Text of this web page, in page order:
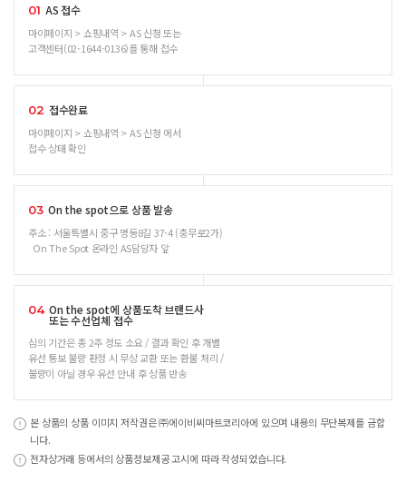
01 AS 접수
마이페이지 > 쇼핑내역 > AS 신청 또는
고객센터(02-1644-0136)를 통해 접수
02 접수완료
마이페이지 > 쇼핑내역 > AS 신청 에서
접수 상태 확인
03 On the spot으로 상품 발송
주소 : 서울특별시 중구 명동8길 37-4 (충무로2가)
On The Spot 온라인 AS담당자 앞
04 On the spot에 상품도착 브랜드사
또는 수선업체 접수
심의 기간은 총 2주 정도 소요 / 결과 확인 후 개별
유선 통보 불량 판정 시 무상 교환 또는 환불 처리 /
불량이 아닐 경우 유선 안내 후 상품 반송
본 상품의 상품 이미지 저작권은 ㈜에이비씨마트코리아에 있으며 내용의 무단복제를 금합
니다.
전자상거래 등에서의 상품정보제공 고시에 따라 작성되었습니다.